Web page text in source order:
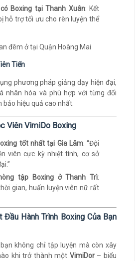
Boxing tại Thanh Xuân: Kết
hỗ trợ tối ưu cho rèn luyện thể
Tiến
phương pháp giảng dạy hiện đại,
nhân hóa và phù hợp với từng đối
hiệu quả cao nhất.
Viên VimiDo Boxing
tốt nhất tại Gia Lâm: “Đội
viên cực kỳ nhiệt tình, cơ sở
tập Boxing ở Thanh Trì:
gian, huấn luyện viên nữ rất
Hành Trình Boxing Của Bạn
không chỉ tập luyện mà còn xây
khi trở thành một VimiDor– biểu